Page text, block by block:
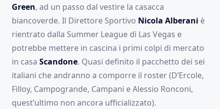
Green, ad un passo dal vestire la casacca
biancoverde. Il Direttore Sportivo Nicola Alberani è
rientrato dalla Summer League di Las Vegas e
potrebbe mettere in cascina i primi colpi di mercato
in casa Scandone. Quasi definito il pacchetto dei sei
italiani che andranno a comporre il roster (D’Ercole,
Filloy, Campogrande, Campani e Alessio Ronconi,
quest’ultimo non ancora ufficializzato).